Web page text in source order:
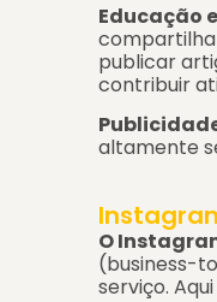
Educação
publicar
contribuir
altamente
O
(business-
serviço.